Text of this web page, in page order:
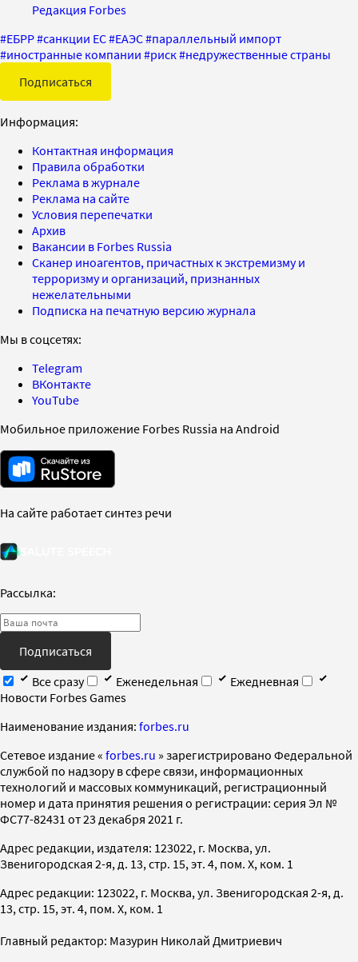
Редакция Forbes
#ЕБРР#санкции ЕС#ЕАЭС#параллельный импорт
#иностранные компании #риск#недружественные страны
Подписаться
Информация:
Контактная информация
Правила обработки
Реклама в журнале
Реклама на сайте
Условия перепечатки
Архив
Вакансии в Forbes Russia
Сканер иноагентов, причастных к экстремизму и
терроризму и организаций, признанных
нежелательными
Подписка на печатную версию журнала
Мы в соцсетях:
Telegram
ВКонтакте
YouTube
Мобильное приложение Forbes Russia на Android
На сайте работает синтез речи
Рассылка:
Подписаться
Все сразу
Еженедельная
Ежедневная
Новости Forbes Games
Наименование издания: forbes.ru
Cетевое издание « forbes.ru » зарегистрировано Федеральной
службой по надзору в сфере связи, информационных
технологий и массовых коммуникаций, регистрационный
номер и дата принятия решения о регистрации: серия Эл №
ФС77-82431 от 23 декабря 2021 г.
Адрес редакции, издателя: 123022, г. Москва, ул.
Звенигородская 2-я, д. 13, стр. 15, эт. 4, пом. X, ком. 1
Адрес редакции: 123022, г. Москва, ул. Звенигородская 2-я, д.
13, стр. 15, эт. 4, пом. X, ком. 1
Главный редактор: Мазурин Николай Дмитриевич